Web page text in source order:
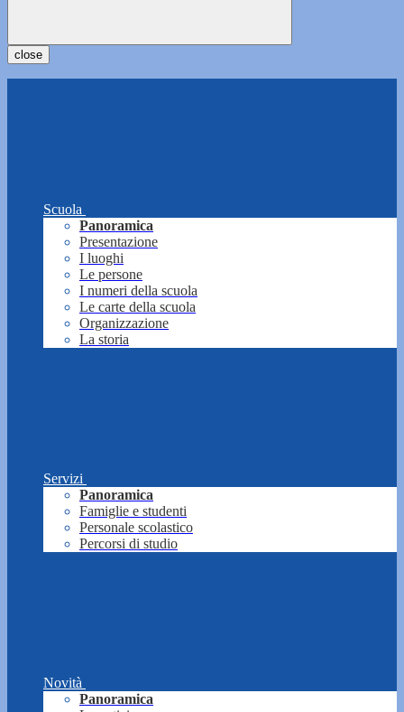
close
Scuola
Panoramica
Presentazione
I luoghi
Le persone
I numeri della scuola
Le carte della scuola
Organizzazione
La storia
Servizi
Panoramica
Famiglie e studenti
Personale scolastico
Percorsi di studio
Novità
Panoramica